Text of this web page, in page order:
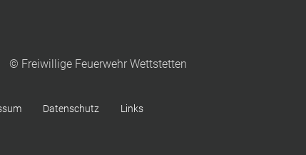
© Freiwillige Feuerwehr Wettstetten
Datenschutz Links